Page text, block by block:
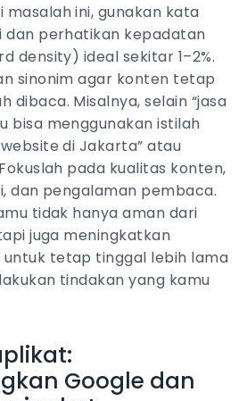
masalah ini, gunakan kata
dan perhatikan kepadatan
density) ideal sekitar 1–2%.
sinonim agar konten tetap
dibaca. Misalnya, selain “jasa
bisa menggunakan istilah
di Jakarta” atau
pada kualitas konten,
dan pengalaman pembaca.
tidak hanya aman dari
juga meningkatkan
tetap tinggal lebih lama
tindakan yang kamu
Google dan